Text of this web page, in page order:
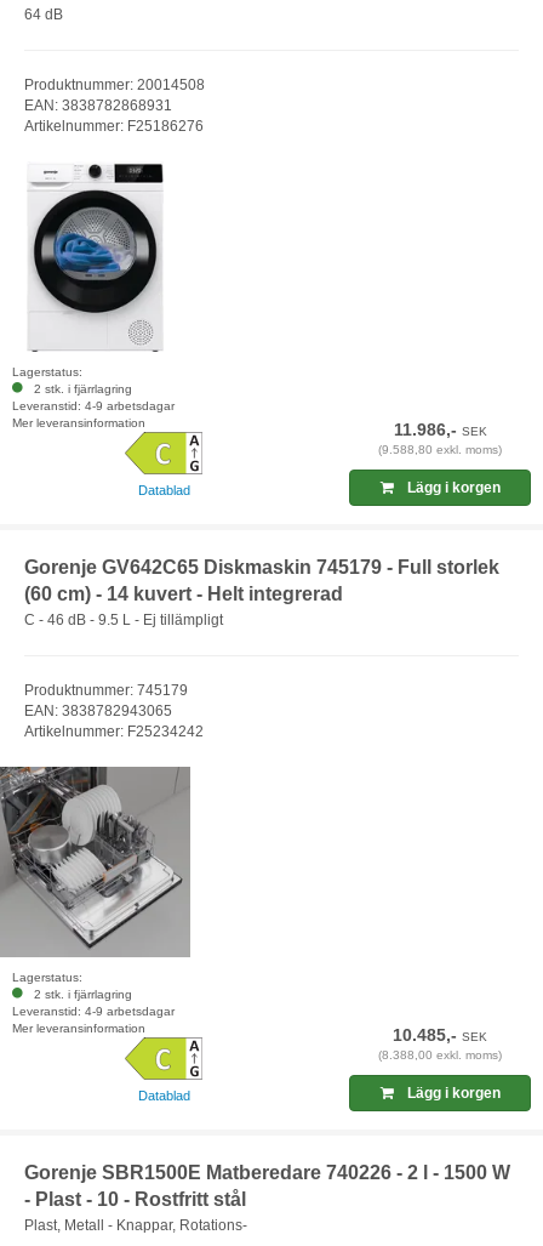
64 dB
Produktnummer: 20014508
EAN: 3838782868931
Artikelnummer: F25186276
Lagerstatus:
2 stk. i fjärrlagring
Leveranstid: 4-9 arbetsdagar
Mer leveransinformation
Datablad
11.986,- SEK
(9.588,80 exkl. moms)
Lägg i korgen
Gorenje GV642C65 Diskmaskin 745179 - Full storlek
(60 cm) - 14 kuvert - Helt integrerad
C - 46 dB - 9.5 L - Ej tillämpligt
Produktnummer: 745179
EAN: 3838782943065
Artikelnummer: F25234242
Lagerstatus:
2 stk. i fjärrlagring
Leveranstid: 4-9 arbetsdagar
Mer leveransinformation
Datablad
10.485,-SEK
(8.388,00 exkl. moms)
Lägg i korgen
Gorenje SBR1500E Matberedare 740226 - 2 l - 1500 W
- Plast - 10 - Rostfritt stål
Plast, Metall - Knappar, Rotations-